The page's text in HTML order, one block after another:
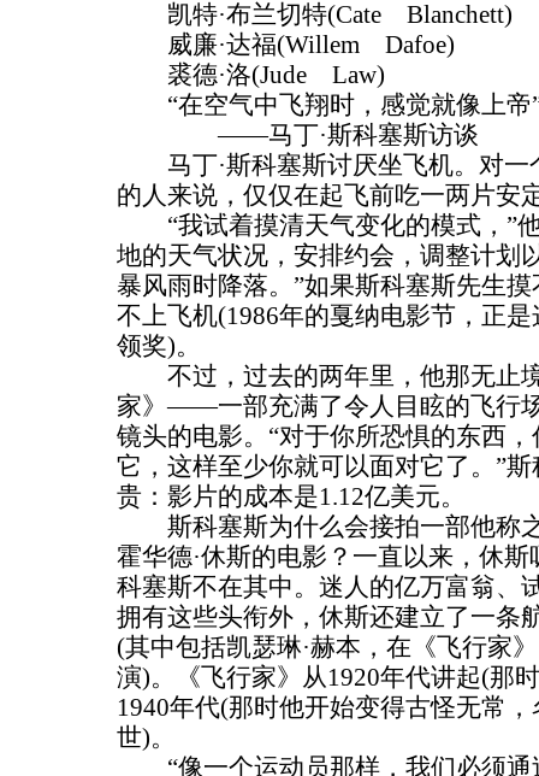
凯特·布兰切特(Cate Blanchett)
威廉·达福(Willem Dafoe)
裘德·洛(Jude Law)
“在空气中飞翔时，感觉就像上帝
——马丁·斯科塞斯访谈
马丁·斯科塞斯讨厌坐飞机。对一
的人来说，仅仅在起飞前吃一两片安
“我试着摸清天气变化的模式，”
地的天气状况，安排约会，调整计划
暴风雨时降落。”如果斯科塞斯先生
不上飞机(1986年的戛纳电影节，正
领奖)。
不过，过去的两年里，他那无止
家》——一部充满了令人目眩的飞行
镜头的电影。“对于你所恐惧的东西
它，这样至少你就可以面对它了。”
贵：影片的成本是1.12亿美元。
斯科塞斯为什么会接拍一部他称之
霍华德·休斯的电影？一直以来，休
科塞斯不在其中。迷人的亿万富翁、
拥有这些头衔外，休斯还建立了一条
(其中包括凯瑟琳·赫本，在《飞行家
演)。《飞行家》从1920年代讲起(那
1940年代(那时他开始变得古怪无常
世)。
“像一个运动员那样，我们必须通